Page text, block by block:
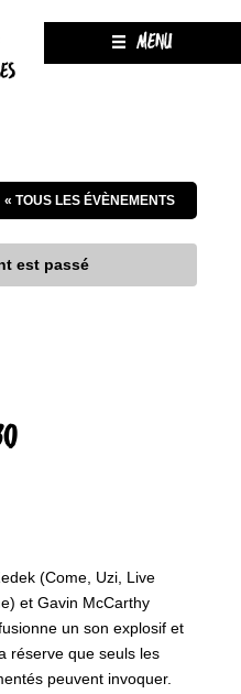
MENU
« TOUS LES ÉVÈNEMENTS
est passé
(Come, Uzi, Live
et Gavin McCarthy
un son explosif et
réserve que seuls les
peuvent invoquer.